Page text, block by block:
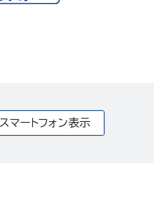
スマートフォン表示